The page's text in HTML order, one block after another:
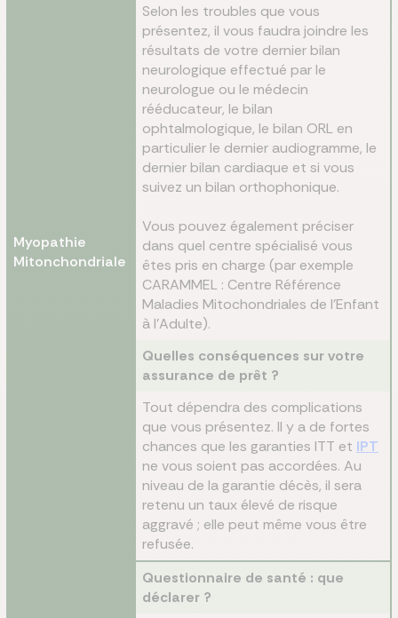
Myopathie
Mitonchondriale
Selon les troubles que vous
présentez, il vous faudra joindre les
résultats de votre dernier bilan
neurologique effectué par le
neurologue ou le médecin
rééducateur, le bilan
ophtalmologique, le bilan ORL en
particulier le dernier audiogramme, le
dernier bilan cardiaque et si vous
suivez un bilan orthophonique.
Vous pouvez également préciser
dans quel centre spécialisé vous
êtes pris en charge (par exemple
CARAMMEL : Centre Référence
Maladies Mitochondriales de l’Enfant
à l’Adulte).
Quelles conséquences sur votre
assurance de prêt ?
Tout dépendra des complications
que vous présentez. Il y a de fortes
chances que les garanties ITT et IPT
ne vous soient pas accordées. Au
niveau de la garantie décès, il sera
retenu un taux élevé de risque
aggravé ; elle peut même vous être
refusée.
Questionnaire de santé : que
déclarer ?